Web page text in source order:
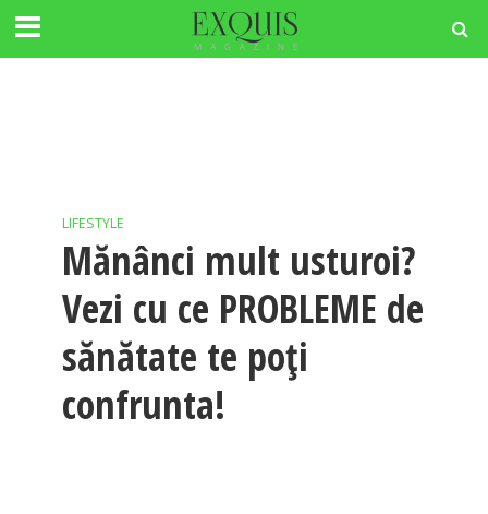
LIFESTYLE
Mănânci mult usturoi?
Vezi cu ce PROBLEME de
sănătate te poți
confrunta!